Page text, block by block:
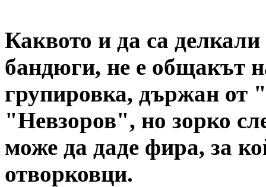
Каквото и да са
бандюги, не е общакът
групировка, държан от
"Невзоров", но зорко
може да даде фира, за
отворковци.